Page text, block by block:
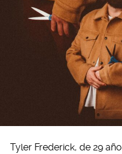
Tyler Frederick, de 29